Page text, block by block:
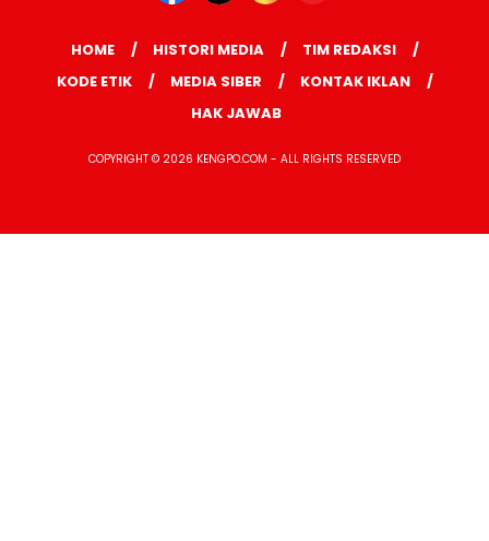
HOME HISTORI MEDIA
TIM REDAKSI
KODE ETIK
MEDIA SIBER
KONTAK IKLAN
HAK JAWAB
COPYRIGHT © 2026 KENGPO.COM - ALL RIGHTS RESERVED